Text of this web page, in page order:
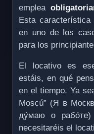
emplea
Esta característica
en uno de los
para los
El locativo es
estáis, en qué
en el tiempo. Ya
Moscú” (Я в
ду́маю о
necesitaréis el